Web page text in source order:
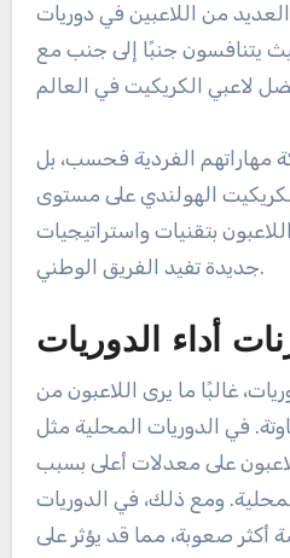
العديد من اللاعبين في دوريات T20 عبر إنجلترا والهند
يتنافسون جنبًا إلى جنب مع
مهاراتهم الفردية فحسب، بل
الهولندي على مستوى
بتقنيات واستراتيجيات
جديدة تفيد الفريق الوطني.
أداء الدوريات
غالبًا ما يرى اللاعبون من
في الدوريات المحلية مثل
على معدلات أعلى بسبب
ومع ذلك، في الدوريات
أكثر صعوبة، مما قد يؤثر على